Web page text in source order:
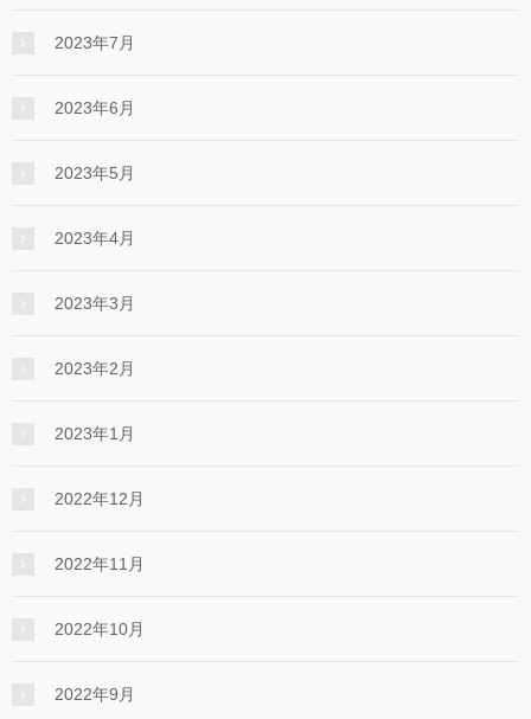
2023年7月
2023年6月
2023年5月
2023年4月
2023年3月
2023年2月
2023年1月
2022年12月
2022年11月
2022年10月
2022年9月